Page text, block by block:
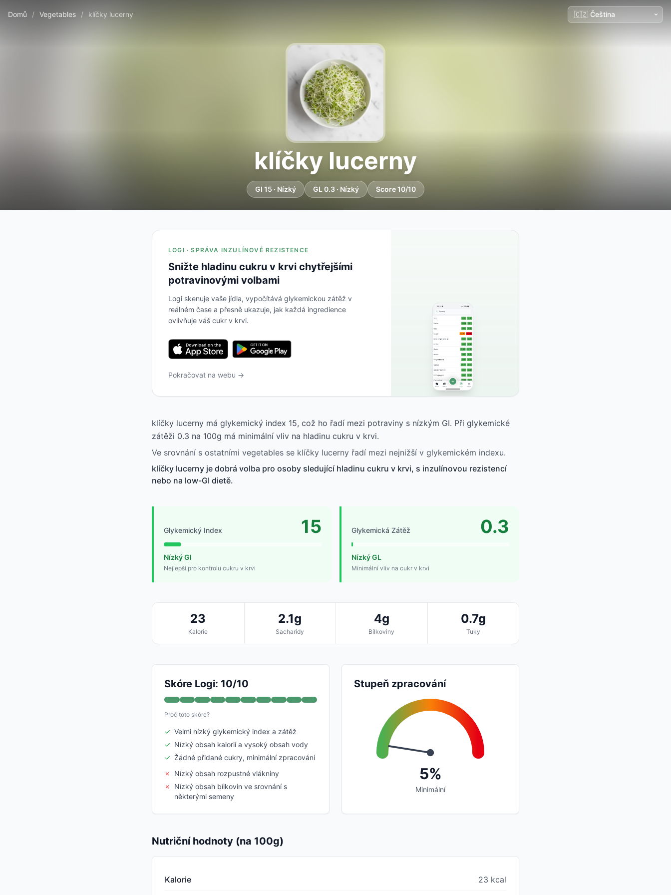
Domů / Vegetables / klíčky lucerny
klíčky lucerny
GI 15 · Nízký GL 0.3 · Nízký Score 10/10
LOGI · SPRÁVA INZULÍNOVÉ REZISTENCE
Snižte hladinu cukru v krvi chytřejšími
potravinovými volbami
Logi skenuje vaše jídla, vypočítává glykemickou zátěž v
reálném čase a přesně ukazuje, jak každá ingredience
ovlivňuje váš cukr v krvi.
Pokračovat na webu →
klíčky lucerny má glykemický index 15, což ho řadí mezi potraviny s nízkým GI. Při glykemické
zátěži 0.3 na 100g má minimální vliv na hladinu cukru v krvi.
Ve srovnání s ostatními vegetables se klíčky lucerny řadí mezi nejnižší v glykemickém indexu.
klíčky lucerny je dobrá volba pro osoby sledující hladinu cukru v krvi, s inzulínovou rezistencí
nebo na low-GI dietě.
Glykemický Index 15
Nízký GI
Nejlepší pro kontrolu cukru v krvi
Glykemická Zátěž 0.3
Nízký GL
Minimální vliv na cukr v krvi
23
Kalorie
2.1g
Sacharidy
4g
Bílkoviny
0.7g
Tuky
Skóre Logi: 10/10
Proč toto skóre?
✓ Velmi nízký glykemický index a zátěž
✓ Nízký obsah kalorií a vysoký obsah vody
✓ Žádné přidané cukry, minimální zpracování
✗
Nízký obsah rozpustné vlákniny
✗
Nízký obsah bílkovin ve srovnání s
některými semeny
Stupeň zpracování
5%
Minimální
Nutriční hodnoty (na 100g)
Kalorie 23 kcal